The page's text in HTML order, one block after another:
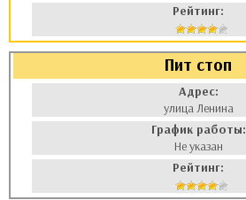
Рейтинг:
Пит стоп
Адрес:
улица Ленина
График работы:
Не указан
Рейтинг: